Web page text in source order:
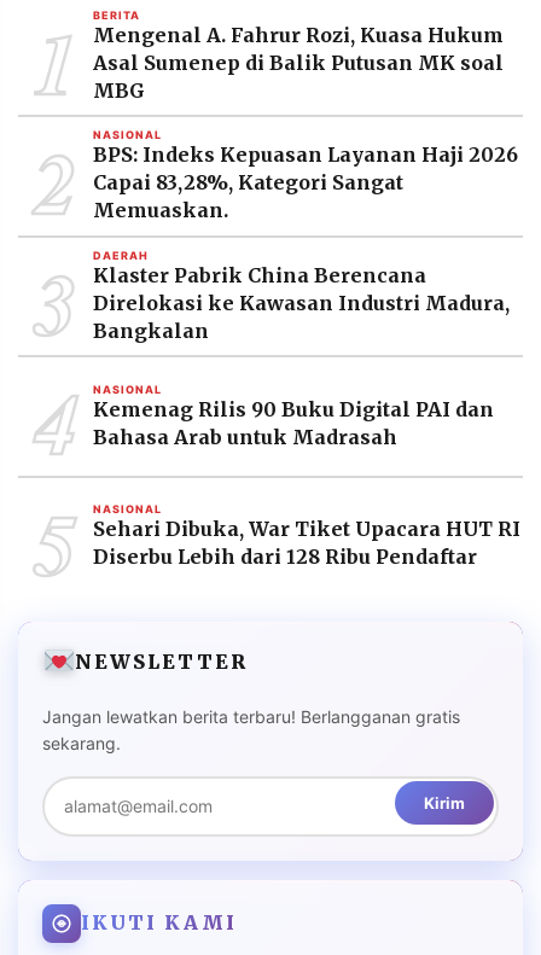
1 BERITA
Mengenal A. Fahrur Rozi, Kuasa Hukum
Asal Sumenep di Balik Putusan MK soal
MBG
2 NASIONAL
BPS: Indeks Kepuasan Layanan Haji 2026
Capai 83,28%, Kategori Sangat
Memuaskan.
3 DAERAH
Klaster Pabrik China Berencana
Direlokasi ke Kawasan Industri Madura,
Bangkalan
4 NASIONAL
Kemenag Rilis 90 Buku Digital PAI dan
Bahasa Arab untuk Madrasah
5 NASIONAL
Sehari Dibuka, War Tiket Upacara HUT RI
Diserbu Lebih dari 128 Ribu Pendaftar
NEWSLETTER
Jangan lewatkan berita terbaru! Berlangganan gratis
sekarang.
Kirim
IKUTI KAMI